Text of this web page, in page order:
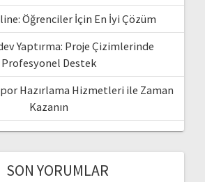
Öğrenciler İçin En İyi Çözüm
Yaptırma: Proje Çizimlerinde
Profesyonel Destek
Hazırlama Hizmetleri ile Zaman
Kazanın
SON YORUMLAR